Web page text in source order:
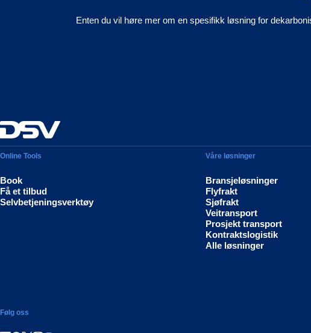
Enten du vil høre mer om en spesifikk løsning for
Online Tools
Book
Få et tilbud
Selvbetjeningsverktøy
Våre løsninger
Bransjeløsninger
Flyfrakt
Sjøfrakt
Veitransport
Prosjekt transport
Kontraktslogistik
Alle løsninger
Følg oss